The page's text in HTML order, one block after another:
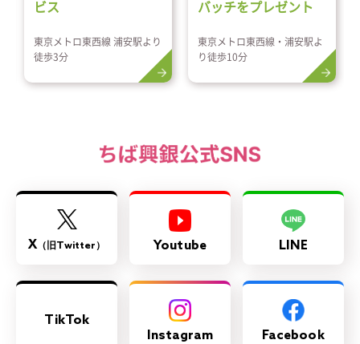
ビス
東京メトロ東西線 浦安駅より
徒歩3分
バッチをプレゼント
東京メトロ東西線・浦安駅よ
り徒歩10分
X（旧Twitter） Youtube LINE
TikTok
Instagram
Facebook